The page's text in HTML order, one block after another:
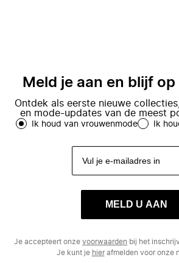
Meld je aan en blijf
Ontdek als eerste nieuwe
en mode-updates van de meest
Ik houd van vrouwenmode Ik
MELD U AAN
Je accepteert onze voorwaarden bij het
Je kunt je hierafmelden voor onze